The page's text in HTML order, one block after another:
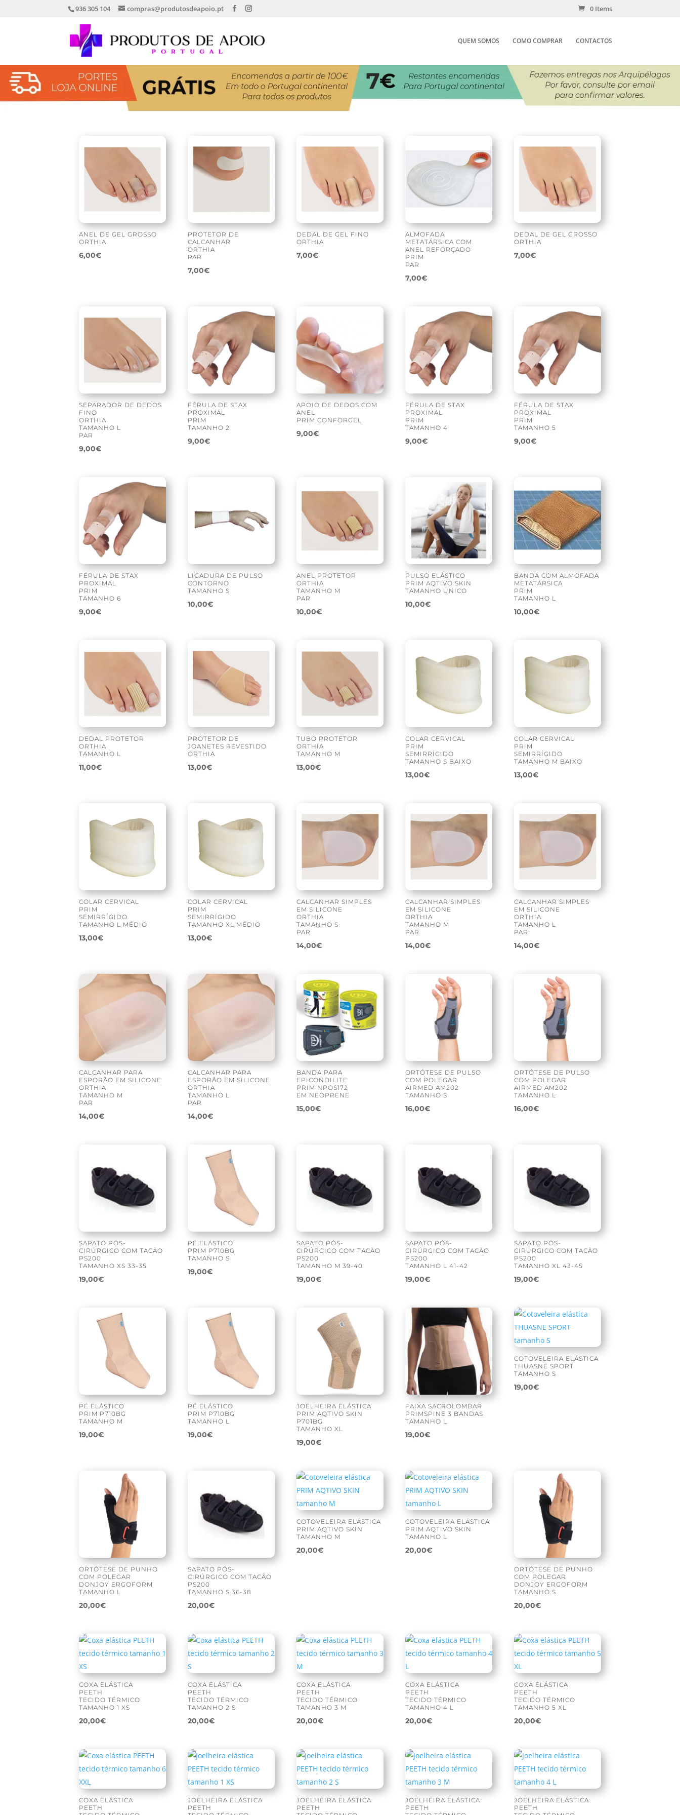
936 305 104 compras@produtosdeapoio.pt 0 Items
QUEM SOMOS COMO COMPRAR CONTACTOS
ANEL DE GEL GROSSO
ORTHIA
6,00€
PROTETOR DE
CALCANHAR
ORTHIA
PAR
7,00€
DEDAL DE GEL FINO
ORTHIA
7,00€
ALMOFADA
METATÁRSICA COM
ANEL REFORÇADO
PRIM
PAR
7,00€
DEDAL DE GEL GROSSO
ORTHIA
7,00€
SEPARADOR DE DEDOS
FINO
ORTHIA
TAMANHO L
PAR
9,00€
FÉRULA DE STAX
PROXIMAL
PRIM
TAMANHO 2
9,00€
APOIO DE DEDOS COM
ANEL
PRIM CONFORGEL
9,00€
FÉRULA DE STAX
PROXIMAL
PRIM
TAMANHO 4
9,00€
FÉRULA DE STAX
PROXIMAL
PRIM
TAMANHO 5
9,00€
FÉRULA DE STAX
PROXIMAL
PRIM
TAMANHO 6
9,00€
LIGADURA DE PULSO
CONTORNO
TAMANHO S
10,00€
ANEL PROTETOR
ORTHIA
TAMANHO M
PAR
10,00€
PULSO ELÁSTICO
PRIM AQTIVO SKIN
TAMANHO ÚNICO
10,00€
BANDA COM ALMOFADA
METATÁRSICA
PRIM
TAMANHO L
10,00€
DEDAL PROTETOR
ORTHIA
TAMANHO L
11,00€
PROTETOR DE
JOANETES REVESTIDO
ORTHIA
13,00€
TUBO PROTETOR
ORTHIA
TAMANHO M
13,00€
COLAR CERVICAL
PRIM
SEMIRRÍGIDO
TAMANHO S BAIXO
13,00€
COLAR CERVICAL
PRIM
SEMIRRÍGIDO
TAMANHO M BAIXO
13,00€
COLAR CERVICAL
PRIM
SEMIRRÍGIDO
TAMANHO L MÉDIO
13,00€
COLAR CERVICAL
PRIM
SEMIRRÍGIDO
TAMANHO XL MÉDIO
13,00€
CALCANHAR SIMPLES
EM SILICONE
ORTHIA
TAMANHO S
PAR
14,00€
CALCANHAR SIMPLES
EM SILICONE
ORTHIA
TAMANHO M
PAR
14,00€
CALCANHAR SIMPLES
EM SILICONE
ORTHIA
TAMANHO L
PAR
14,00€
CALCANHAR PARA
ESPORÃO EM SILICONE
ORTHIA
TAMANHO M
PAR
14,00€
CALCANHAR PARA
ESPORÃO EM SILICONE
ORTHIA
TAMANHO L
PAR
14,00€
BANDA PARA
EPICONDILITE
PRIM NPOS172
EM NEOPRENE
15,00€
ORTÓTESE DE PULSO
COM POLEGAR
AIRMED AM202
TAMANHO S
16,00€
ORTÓTESE DE PULSO
COM POLEGAR
AIRMED AM202
TAMANHO L
16,00€
SAPATO PÓS-
CIRÚRGICO COM TACÃO
PS200
TAMANHO XS 33-35
19,00€
PÉ ELÁSTICO
PRIM P710BG
TAMANHO S
19,00€
SAPATO PÓS-
CIRÚRGICO COM TACÃO
PS200
TAMANHO M 39-40
19,00€
SAPATO PÓS-
CIRÚRGICO COM TACÃO
PS200
TAMANHO L 41-42
19,00€
SAPATO PÓS-
CIRÚRGICO COM TACÃO
PS200
TAMANHO XL 43-45
19,00€
PÉ ELÁSTICO
PRIM P710BG
TAMANHO M
19,00€
PÉ ELÁSTICO
PRIM P710BG
TAMANHO L
19,00€
JOELHEIRA ELÁSTICA
PRIM AQTIVO SKIN
P701BG
TAMANHO XL
19,00€
FAIXA SACROLOMBAR
PRIMSPINE 3 BANDAS
TAMANHO L
19,00€
COTOVELEIRA ELÁSTICA
THUASNE SPORT
TAMANHO S
19,00€
ORTÓTESE DE PUNHO
COM POLEGAR
DONJOY ERGOFORM
TAMANHO L
20,00€
SAPATO PÓS-
CIRÚRGICO COM TACÃO
PS200
TAMANHO S 36-38
20,00€
COTOVELEIRA ELÁSTICA
PRIM AQTIVO SKIN
TAMANHO M
20,00€
COTOVELEIRA ELÁSTICA
PRIM AQTIVO SKIN
TAMANHO L
20,00€
ORTÓTESE DE PUNHO
COM POLEGAR
DONJOY ERGOFORM
TAMANHO S
20,00€
COXA ELÁSTICA
PEETH
TECIDO TÉRMICO
TAMANHO 1 XS
20,00€
COXA ELÁSTICA
PEETH
TECIDO TÉRMICO
TAMANHO 2 S
20,00€
COXA ELÁSTICA
PEETH
TECIDO TÉRMICO
TAMANHO 3 M
20,00€
COXA ELÁSTICA
PEETH
TECIDO TÉRMICO
TAMANHO 4 L
20,00€
COXA ELÁSTICA
PEETH
TECIDO TÉRMICO
TAMANHO 5 XL
20,00€
COXA ELÁSTICA
PEETH
JOELHEIRA ELÁSTICA
PEETH
JOELHEIRA ELÁSTICA
PEETH
JOELHEIRA ELÁSTICA
PEETH
JOELHEIRA ELÁSTICA
PEETH